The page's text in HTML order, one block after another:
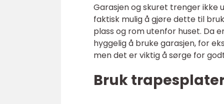
Garasjen og skuret trenger
faktisk mulig å gjøre dette til
plass og rom utenfor huset. Da
hyggelig å bruke garasjen, for
men det er viktig å sørge for
Bruk